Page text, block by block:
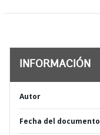
INFORMACIÓN
Autor
Fecha del documento